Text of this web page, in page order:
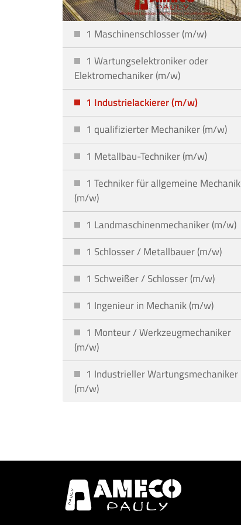
1 Maschinenschlosser (m/w)
1 Wartungselektroniker oder
Elektromechaniker (m/w)
1 Industrielackierer (m/w)
1 qualifizierter Mechaniker (m/w)
1 Metallbau-Techniker (m/w)
1 Techniker für allgemeine Mechanik
(m/w)
1 Landmaschinenmechaniker (m/w)
1 Schlosser / Metallbauer (m/w)
1 Schweißer / Schlosser (m/w)
1 Ingenieur in Mechanik (m/w)
1 Monteur / Werkzeugmechaniker
(m/w)
1 Industrieller Wartungsmechaniker
(m/w)